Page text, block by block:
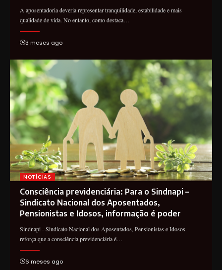
A aposentadoria deveria representar tranquilidade, estabilidade e mais
qualidade de vida. No entanto, como destaca…
3 meses ago
NOTÍCIAS
Consciência previdenciária: Para o Sindnapi –
Sindicato Nacional dos Aposentados,
Pensionistas e Idosos, informação é poder
Sindnapi - Sindicato Nacional dos Aposentados, Pensionistas e Idosos
reforça que a consciência previdenciária é…
6 meses ago